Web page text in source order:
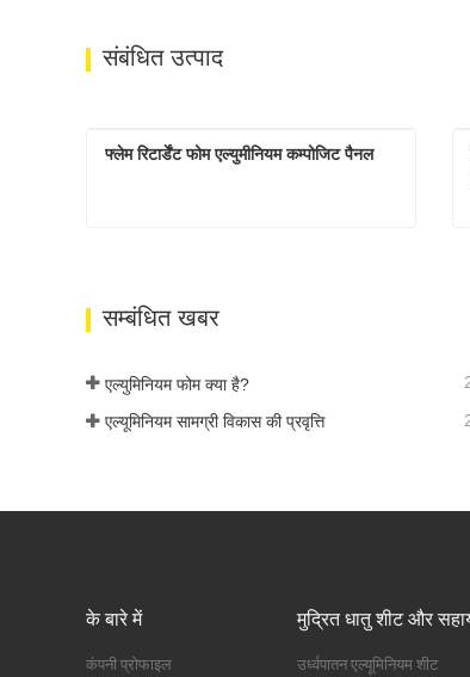
संबंधित उत्पाद
फ्लेम रिटार्डेंट फोम एल्युमीनियम कम्पोजिट पैनल
सम्बंधित खबर
एल्युमिनियम फोम क्या है?
एल्यूमिनियम सामग्री विकास की प्रवृत्ति
के बारे में
कंपनी प्रोफाइल
मुद्रित धातु शीट और
उर्ध्वपातन एल्यूमिनियम शीट